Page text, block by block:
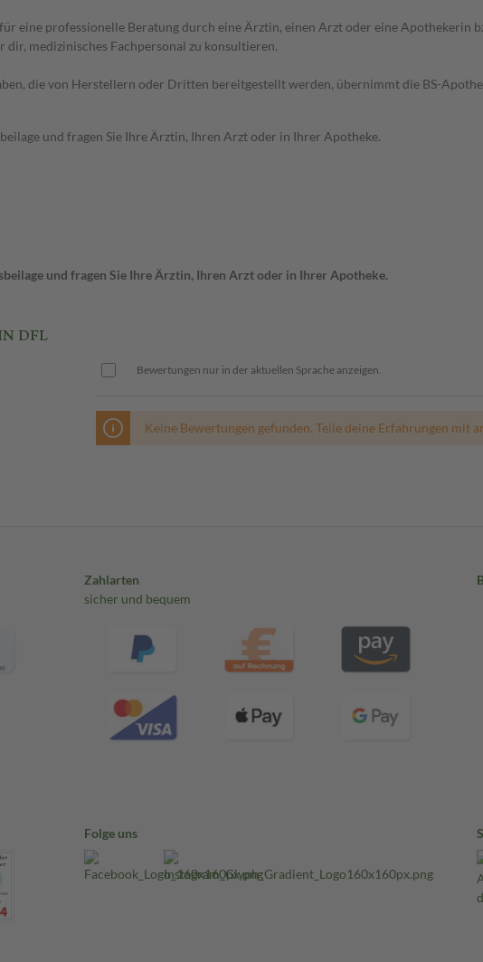
eine professionelle Beratung durch eine Ärztin, einen Arzt oder eine Apothekerin
medizinisches Fachpersonal zu konsultieren.
die von Herstellern oder Dritten bereitgestellt werden, übernimmt die BS-
und fragen Sie Ihre Ärztin, Ihren Arzt oder in Ihrer Apotheke.
und fragen Sie Ihre Ärztin, Ihren Arzt oder in Ihrer Apotheke.
DFL
Bewertungen nur in der aktuellen Sprache anzeigen.
Keine Bewertungen gefunden. Teile deine Erfahrungen mit
Zahlarten
sicher und bequem
Folge uns